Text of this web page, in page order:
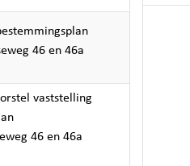
46 en 46a
vaststelling
46 en 46a